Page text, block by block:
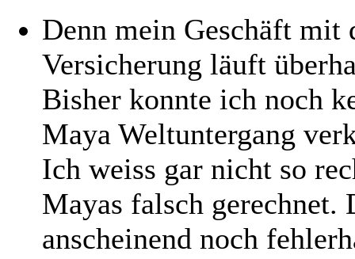
Denn mein Geschäft mit
Versicherung läuft
Bisher konnte ich noch
Maya Weltuntergang
Ich weiss gar nicht so
Mayas falsch gerechnet.
anscheinend noch